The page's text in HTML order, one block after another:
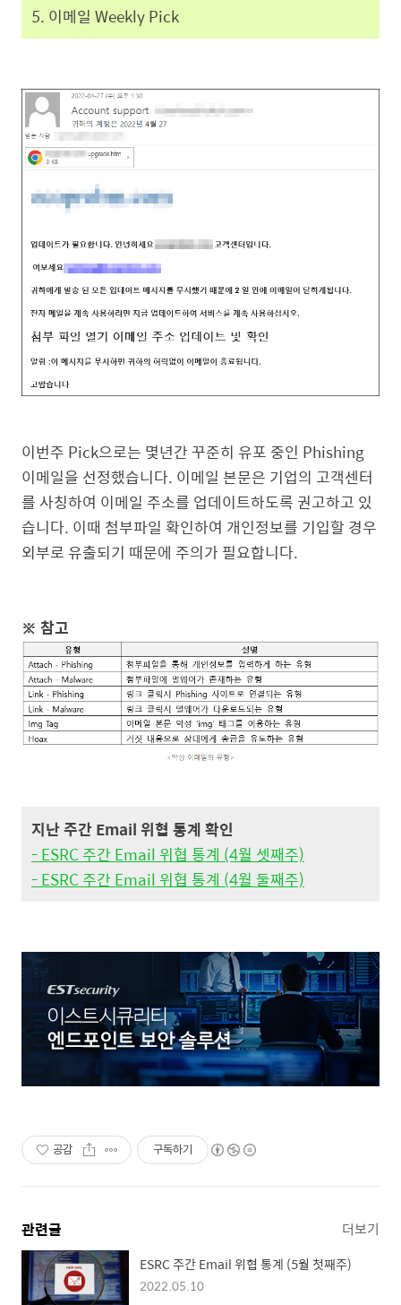
5. 이메일 Weekly Pick
이번주 Pick으로는 몇년간 꾸준히 유포 중인 Phishing
이메일을 선정했습니다. 이메일 본문은 기업의 고객센터
를 사칭하여 이메일 주소를 업데이트하도록 권고하고 있
습니다. 이때 첨부파일 확인하여 개인정보를 기입할 경우
외부로 유출되기 때문에 주의가 필요합니다.
※ 참고
지난 주간 Email 위협 통계 확인
- ESRC 주간 Email 위협 통계 (4월 셋째주)
- ESRC 주간 Email 위협 통계 (4월 둘째주)
공감 구독하기
관련글 더보기
ESRC 주간 Email 위협 통계 (5월 첫째주)
2022.05.10